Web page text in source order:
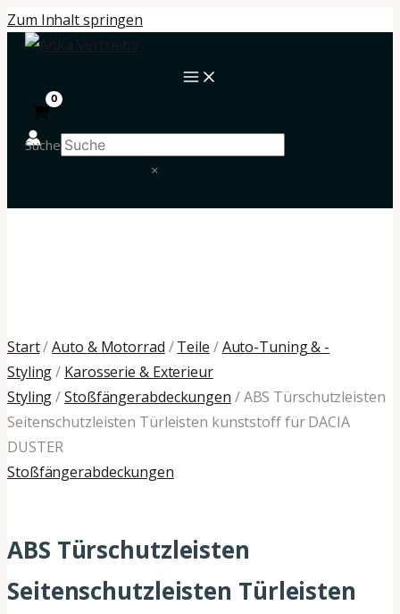
Zum Inhalt springen
Suche
×
Start/Auto & Motorrad /Teile /Auto-Tuning & -
Styling/ Karosserie & Exterieur
Styling/Stoßfängerabdeckungen / ABS Türschutzleisten
Seitenschutzleisten Türleisten kunststoff für DACIA
DUSTER
Stoßfängerabdeckungen
ABS Türschutzleisten
Seitenschutzleisten Türleisten